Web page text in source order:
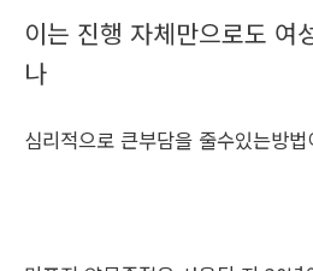
이는 진행 자체만으로도 여
나
심리적으로 큰부담을 줄수있는방법